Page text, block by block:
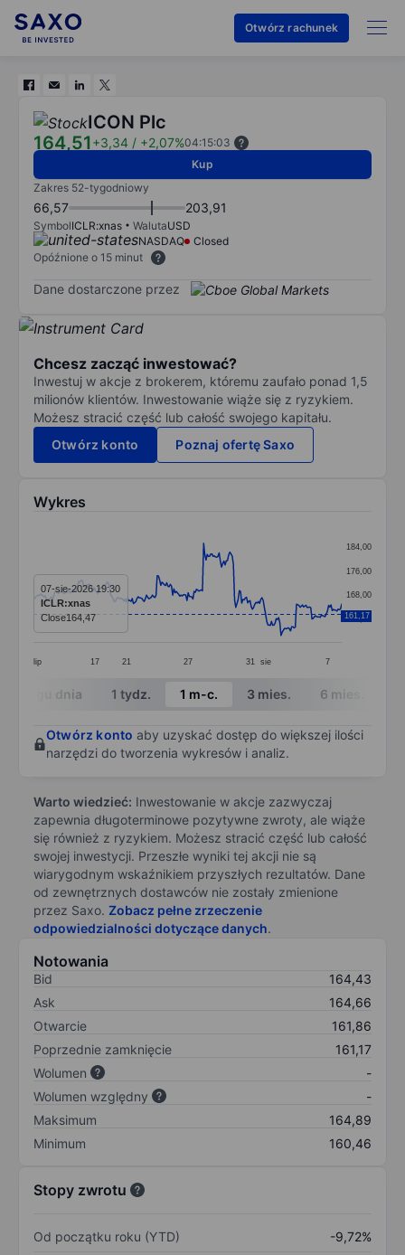
Otwórz rachunek
ICON Plc
164,51+3,34 / +2,07%04:15:03
Kup
Zakres 52-tygodniowy
66,57 203,91
SymbolICLR:xnas WalutaUSD
NASDAQ
Closed
Opóźnione o 15 minut
Dane dostarczone przez
Chcesz zacząć inwestować?
Inwestuj w akcje z brokerem, któremu zaufało ponad 1,5
milionów klientów. Inwestowanie wiąże się z ryzykiem.
Możesz stracić część lub całość swojego kapitału.
Otwórz konto
Poznaj ofertę Saxo
Wykres
Line chart with 260 data points.
The chart has 1 X axis displaying categories.
The chart has 1 Y axis displaying values. Data ranges
lip 17 21 27 31 sie 7
160,00
168,00
176,00
184,00
161,17
07-sie-2026 19:30
ICLR:xnas
Close164,47
End of interactive chart.
W ciągu dnia 1 tydz. 1 m-c. 3 mies. 6 mies.
Otwórz konto aby uzyskać dostęp do większej ilości
narzędzi do tworzenia wykresów i analiz.
Warto wiedzieć: Inwestowanie w akcje zazwyczaj
zapewnia długoterminowe pozytywne zwroty, ale wiąże
się również z ryzykiem. Możesz stracić część lub całość
swojej inwestycji. Przeszłe wyniki tej akcji nie są
wiarygodnym wskaźnikiem przyszłych rezultatów. Dane
od zewnętrznych dostawców nie zostały zmienione
przez Saxo. Zobacz pełne zrzeczenie
odpowiedzialności dotyczące danych.
Notowania
Bid
164,43
Ask
164,66
Otwarcie
161,86
Poprzednie zamknięcie
161,17
Wolumen
-
Wolumen względny
-
Maksimum
164,89
Minimum
160,46
Stopy zwrotu
Od początku roku (YTD)
-9,72%